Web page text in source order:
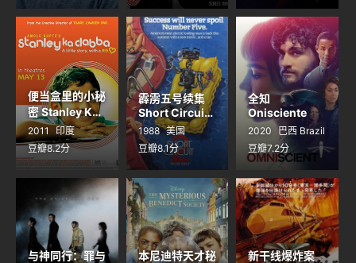
便当盒里的小秘
密 Stanley Ka
Dabba
2011
印度
豆瓣8.2分
霹雳五号续集
Short Circuit
2
1988 美国
豆瓣8.1分
全知
Onisciente
2020
巴西 Brazil
豆瓣7.2分
与神同行：罪与
本尼迪特天才秘
新干线爆炸案